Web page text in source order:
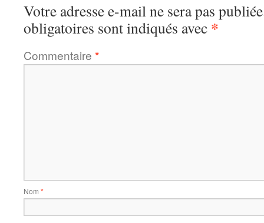
Votre adresse e-mail ne sera pas
obligatoires sont indiqués avec *
Commentaire *
Nom *